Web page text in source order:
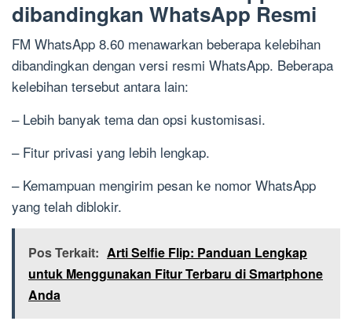
dibandingkan WhatsApp Resmi
FM WhatsApp 8.60 menawarkan beberapa kelebihan
dibandingkan dengan versi resmi WhatsApp. Beberapa
kelebihan tersebut antara lain:
– Lebih banyak tema dan opsi kustomisasi.
– Fitur privasi yang lebih lengkap.
– Kemampuan mengirim pesan ke nomor WhatsApp
yang telah diblokir.
Pos Terkait: Arti Selfie Flip: Panduan Lengkap
untuk Menggunakan Fitur Terbaru di Smartphone
Anda